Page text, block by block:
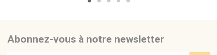
Abonnez-vous à notre newsletter